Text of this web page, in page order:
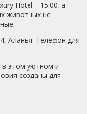
Hotel – 15:00, а
животных не
Аланья. Телефон для
в этом уютном и
созданы для